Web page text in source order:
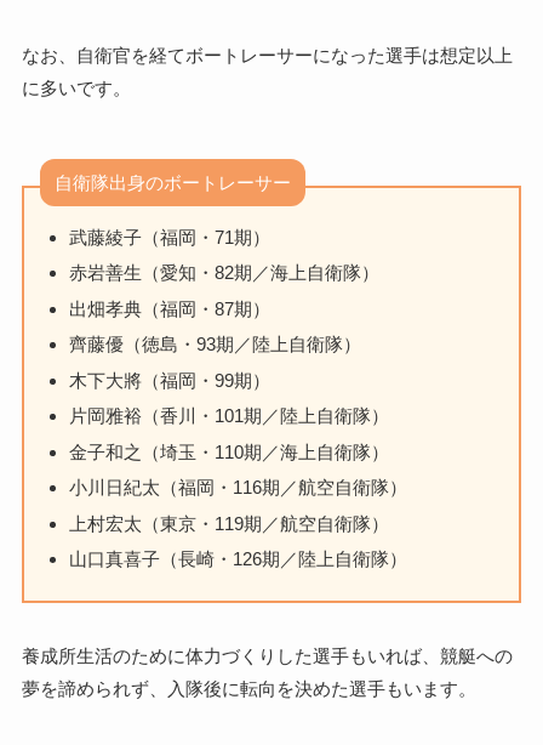
なお、自衛官を経てボートレーサーになった選手は想定以上
に多いです。
自衛隊出身のボートレーサー
武藤綾子（福岡・71期）
赤岩善生（愛知・82期／海上自衛隊）
出畑孝典（福岡・87期）
齊藤優（徳島・93期／陸上自衛隊）
木下大將（福岡・99期）
片岡雅裕（香川・101期／陸上自衛隊）
金子和之（埼玉・110期／海上自衛隊）
小川日紀太（福岡・116期／航空自衛隊）
上村宏太（東京・119期／航空自衛隊）
山口真喜子（長崎・126期／陸上自衛隊）
養成所生活のために体力づくりした選手もいれば、競艇への
夢を諦められず、入隊後に転向を決めた選手もいます。